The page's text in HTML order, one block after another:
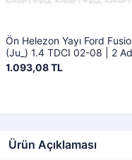
Ön Helezon Yayı Ford
(Ju_) 1.4 TDCI 02-08 | 2
1.093,08 TL
Ürün Açıklaması